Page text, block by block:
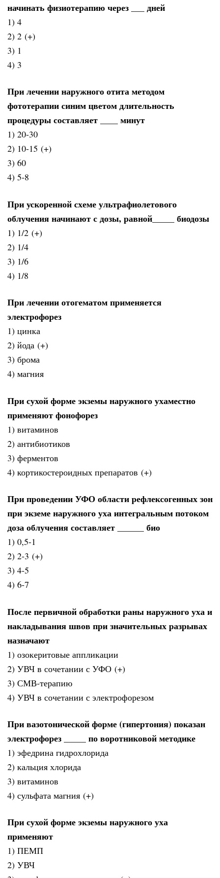
начинать физиотерапию через ___ дней
1) 4
2) 2 (+)
3) 1
4) 3
При лечении наружного отита методом
фототерапии синим цветом длительность
процедуры составляет ____ минут
1) 20-30
2) 10-15 (+)
3) 60
4) 5-8
При ускоренной схеме ультрафиолетового
облучения начинают с дозы, равной_____ биодозы
1) 1/2 (+)
2) 1/4
3) 1/6
4) 1/8
При лечении отогематом применяется
электрофорез
1) цинка
2) йода (+)
3) брома
4) магния
При сухой форме экземы наружного ухаместно
применяют фонофорез
1) витаминов
2) антибиотиков
3) ферментов
4) кортикостероидных препаратов (+)
При проведении УФО области рефлексогенных зон
при экземе наружного уха интегральным потоком
доза облучения составляет ______ био
1) 0,5-1
2) 2-3 (+)
3) 4-5
4) 6-7
После первичной обработки раны наружного уха и
накладывания швов при значительных разрывах
назначают
1) озокеритовые аппликации
2) УВЧ в сочетании с УФО (+)
3) СМВ-терапию
4) УВЧ в сочетании с электрофорезом
При вазотонической форме (гипертония) показан
электрофорез _____ по воротниковой методике
1) эфедрина гидрохлорида
2) кальция хлорида
3) витаминов
4) сульфата магния (+)
При сухой форме экземы наружного уха
применяют
1) ПЕМП
2) УВЧ